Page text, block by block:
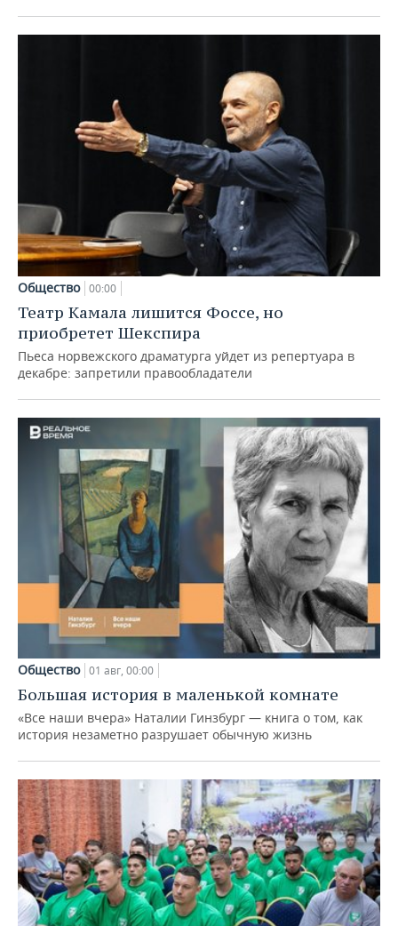
Общество 00:00
Театр Камала лишится Фоссе, но
приобретет Шекспира
Пьеса норвежского драматурга уйдет из репертуара в
декабре: запретили правообладатели
Общество 01 авг, 00:00
Большая история в маленькой комнате
«Все наши вчера» Наталии Гинзбург — книга о том, как
история незаметно разрушает обычную жизнь